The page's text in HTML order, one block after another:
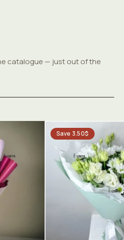
catalogue — just out of the
Save 3.50$